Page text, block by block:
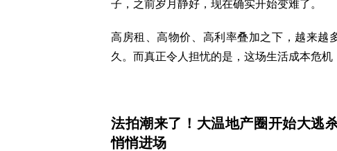
子，之前岁月静好，现在确实开始变难了。
高房租、高物价、高利率叠加之下，越来越
久。而真正令人担忧的是，这场生活成本危
法拍潮来了！大温地产圈开始大逃
悄悄进场